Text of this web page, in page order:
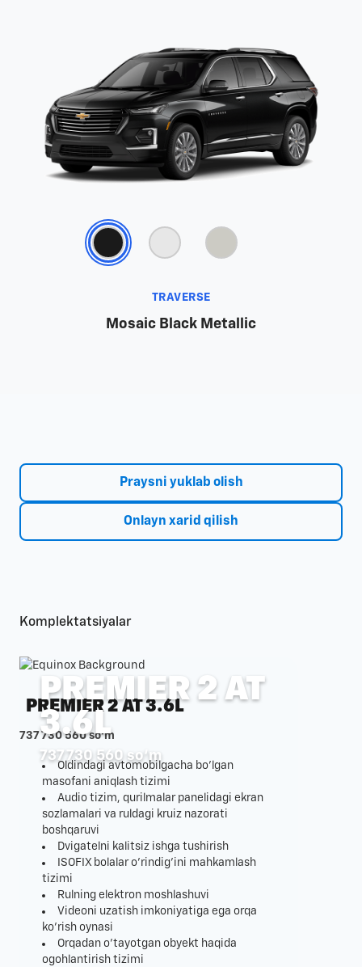
TRAVERSE
Mosaic Black Metallic
Praysni yuklab olish
Onlayn xarid qilish
Komplektatsiyalar
PREMIER 2 AT
3.6L
737 730 560 so‘m
PREMIER 2 AT 3.6L
737 730 560 so‘m
Oldindagi avtomobilgacha bo'lgan
masofani aniqlash tizimi
Audio tizim, qurilmalar panelidagi ekran
sozlamalari va ruldagi kruiz nazorati
boshqaruvi
Dvigatelni kalitsiz ishga tushirish
ISOFIX bolalar o'rindig'ini mahkamlash
tizimi
Rulning elektron moshlashuvi
Videoni uzatish imkoniyatiga ega orqa
ko'rish oynasi
Orqadan o'tayotgan obyekt haqida
ogohlantirish tizimi